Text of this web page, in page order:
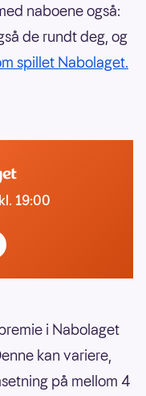
naboene også:
de rundt deg, og
spillet Nabolaget.
19:00
i Nabolaget
kan variere,
på mellom 4